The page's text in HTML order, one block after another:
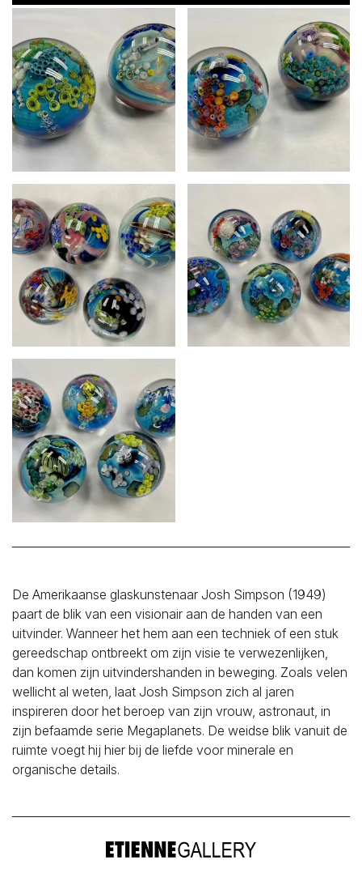
De Amerikaanse glaskunstenaar Josh Simpson (1949)
paart de blik van een visionair aan de handen van een
uitvinder. Wanneer het hem aan een techniek of een stuk
gereedschap ontbreekt om zijn visie te verwezenlijken,
dan komen zijn uitvindershanden in beweging. Zoals velen
wellicht al weten, laat Josh Simpson zich al jaren
inspireren door het beroep van zijn vrouw, astronaut, in
zijn befaamde serie Megaplanets. De weidse blik vanuit de
ruimte voegt hij hier bij de liefde voor minerale en
organische details.